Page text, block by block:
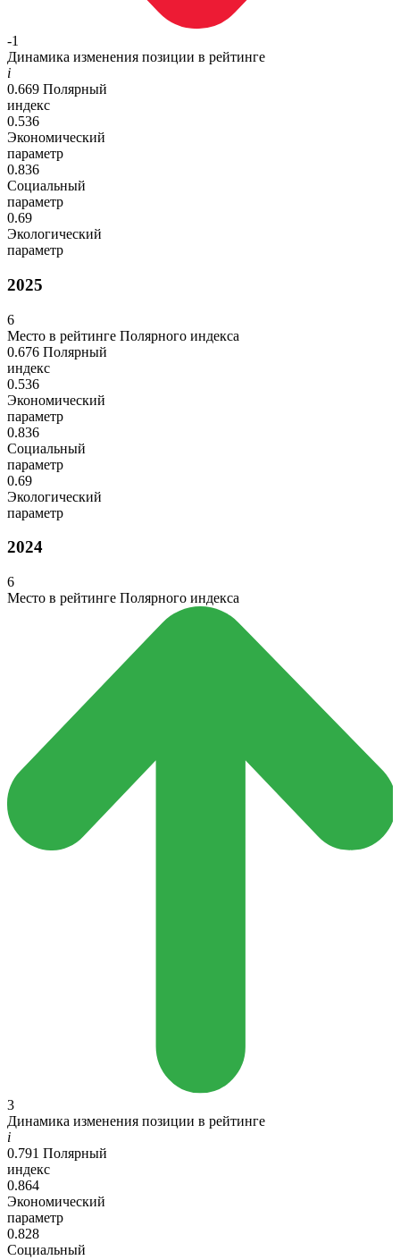
-1
Динамика изменения позиции в рейтинге
i
0.669 Полярный
индекс
0.536
Экономический
параметр
0.836
Социальный
параметр
0.69
Экологический
параметр
2025
6
Место в рейтинге Полярного индекса
0.676 Полярный
индекс
0.536
Экономический
параметр
0.836
Социальный
параметр
0.69
Экологический
параметр
2024
6
Место в рейтинге Полярного индекса
3
Динамика изменения позиции в рейтинге
i
0.791 Полярный
индекс
0.864
Экономический
параметр
0.828
Социальный